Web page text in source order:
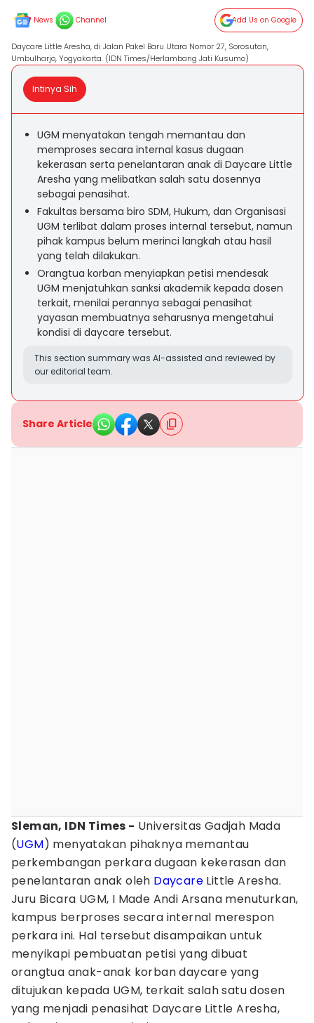
News Channel Add Us on Google
Daycare Little Aresha, di Jalan Pakel Baru Utara Nomor 27, Sorosutan,
Umbulharjo, Yogyakarta. (IDN Times/Herlambang Jati Kusumo)
Intinya Sih
UGM menyatakan tengah memantau dan
memproses secara internal kasus dugaan
kekerasan serta penelantaran anak di Daycare Little
Aresha yang melibatkan salah satu dosennya
sebagai penasihat.
Fakultas bersama biro SDM, Hukum, dan Organisasi
UGM terlibat dalam proses internal tersebut, namun
pihak kampus belum merinci langkah atau hasil
yang telah dilakukan.
Orangtua korban menyiapkan petisi mendesak
UGM menjatuhkan sanksi akademik kepada dosen
terkait, menilai perannya sebagai penasihat
yayasan membuatnya seharusnya mengetahui
kondisi di daycare tersebut.
This section summary was AI-assisted and reviewed by
our editorial team.
Share Article
Sleman, IDN Times - Universitas Gadjah Mada
(UGM) menyatakan pihaknya memantau
perkembangan perkara dugaan kekerasan dan
penelantaran anak oleh Daycare Little Aresha.
Juru Bicara UGM, I Made Andi Arsana menuturkan,
kampus berproses secara internal merespon
perkara ini. Hal tersebut disampaikan untuk
menyikapi pembuatan petisi yang dibuat
orangtua anak-anak korban daycare yang
ditujukan kepada UGM, terkait salah satu dosen
yang menjadi penasihat Daycare Little Aresha,